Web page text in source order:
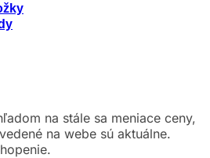
na stále sa meniace ceny,
na webe sú aktuálne.